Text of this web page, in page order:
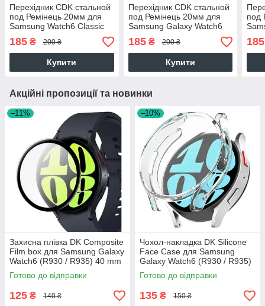
Перехідник CDK стальной
под Ремінець 20мм для
Samsung Watch6 Classic
(R950/R955) 43mm (2шт.)
(014483) (rose gold)
185 ₴ 200 ₴
Купити
Перехідник CDK стальной
под Ремінець 20мм для
Samsung Galaxy Watch6
(R940/R945) 44mm (2шт.)
(014483) (rose gold)
185₴ 200 ₴
Купити
под
185
Акційні пропозиції та новинки
–11%
Захисна плівка DK Composite
Film box для Samsung Galaxy
Watch6 (R930 / R935) 40 mm
(black)
Готово до відправки
125 ₴ 140 ₴
–10%
Чохол-накладка DK Silicone
Face Case для Samsung
Galaxy Watch6 (R930 / R935)
40mm (clear)
Готово до відправки
135 ₴ 150 ₴